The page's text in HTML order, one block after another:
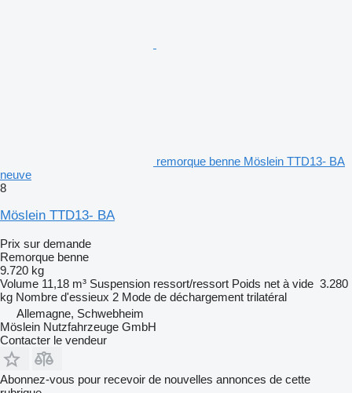
remorque benne Möslein TTD13- BA
neuve
8
Möslein TTD13- BA
Prix sur demande
Remorque benne
9.720 kg
Volume 11,18 m³ Suspension ressort/ressort Poids net à vide 3.280
kg Nombre d'essieux 2 Mode de déchargement trilatéral
Allemagne, Schwebheim
Möslein Nutzfahrzeuge GmbH
Contacter le vendeur
Abonnez-vous pour recevoir de nouvelles annonces de cette